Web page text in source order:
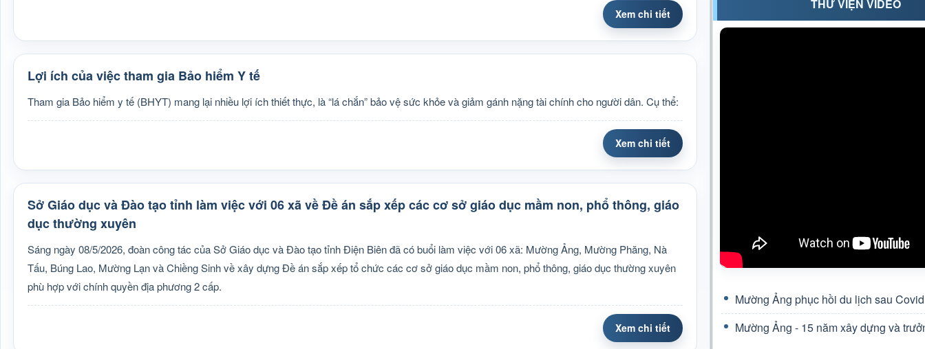
Xem chi tiết
Lợi ích của việc tham gia Bảo hiểm Y tế
Tham gia Bảo hiểm y tế (BHYT) mang lại nhiều lợi ích thiết thực, là “lá chắn” bảo vệ sức khỏe và giảm gánh nặng tài chính cho người dân. Cụ thể:
Xem chi tiết
Sở Giáo dục và Đào tạo tỉnh làm việc với 06 xã về Đề án sắp xếp các cơ sở giáo dục mầm non, phổ thông, giáo
dục thường xuyên
Sáng ngày 08/5/2026, đoàn công tác của Sở Giáo dục và Đào tạo tỉnh Điện Biên đã có buổi làm việc với 06 xã: Mường Ảng, Mường Phăng, Nà
Tấu, Búng Lao, Mường Lạn và Chiềng Sinh về xây dựng Đề án sắp xếp tổ chức các cơ sở giáo dục mầm non, phổ thông, giáo dục thường xuyên
phù hợp với chính quyền địa phương 2 cấp.
Xem chi tiết
THƯ VIỆN VIDEO
Mường Ảng phục hồi du lịch sau
Mường Ảng - 15 năm xây dựng và